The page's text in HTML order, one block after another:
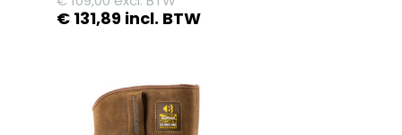
€ 131,89 incl. BTW
meerdere